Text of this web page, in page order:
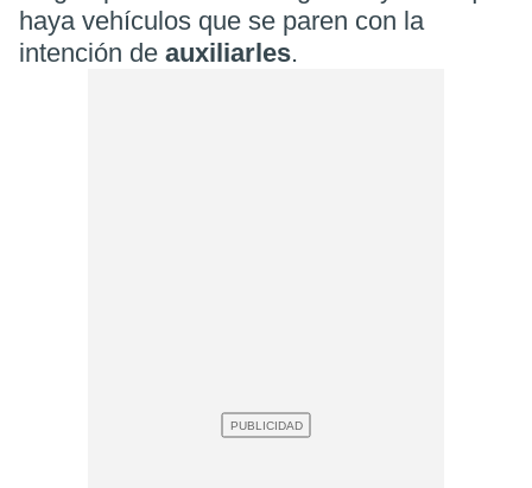
haya vehículos que se paren con la
intención de auxiliarles.